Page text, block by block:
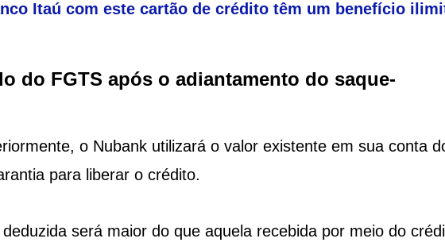
Itaú com este cartão de crédito têm um benefício
do FGTS após o adiantamento do saque-
o Nubank utilizará o valor existente em sua conta
para liberar o crédito.
será maior do que aquela recebida por meio do